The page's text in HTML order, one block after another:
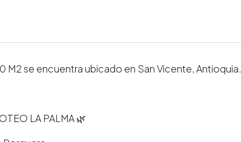
M2 se encuentra ubicado en San Vicente, Antioquia.
LA PALMA 🌿